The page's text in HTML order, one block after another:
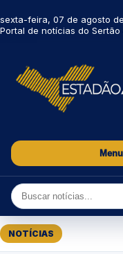
sexta-feira, 07 de agosto
Portal de notícias do Sertão
Menu
NOTÍCIAS